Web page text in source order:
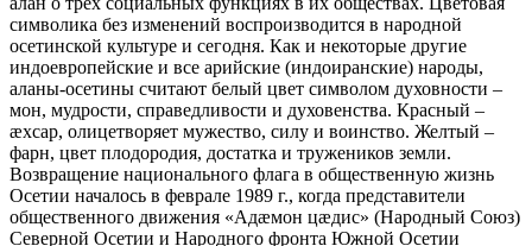
символика без изменений воспроизводится в народной
осетинской культуре и сегодня. Как и некоторые другие
индоевропейские и все арийские (индоиранские) народы,
аланы-осетины считают белый цвет символом духовности –
мон, мудрости, справедливости и духовенства. Красный –
æхсар, олицетворяет мужество, силу и воинство. Желтый –
фарн, цвет плодородия, достатка и тружеников земли.
Возвращение национального флага в общественную жизнь
Осетии началось в феврале 1989 г., когда представители
общественного движения «Адæмон цæдис» (Народный Союз)
Северной Осетии и Народного фронта Южной Осетии